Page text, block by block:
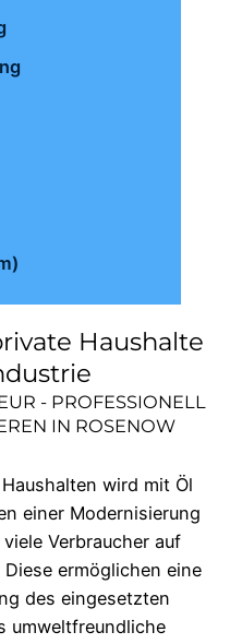
Haushalte
- PROFESSIONELL
IN ROSENOW
wird mit Öl
einer Modernisierung
Verbraucher auf
ermöglichen eine
des eingesetzten
umweltfreundliche